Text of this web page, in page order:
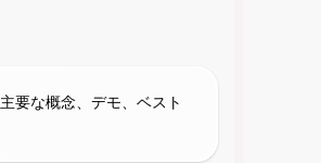
主要な概念、デモ、ベスト